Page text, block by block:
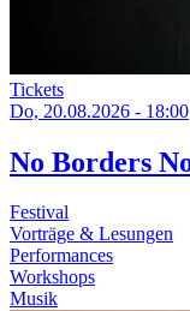
Tickets
Do, 20.08.2026 - 18:00
No Borders
Festival
Vorträge & Lesungen
Performances
Workshops
Musik